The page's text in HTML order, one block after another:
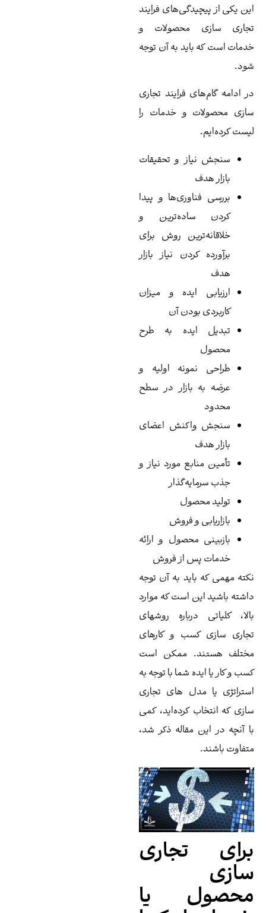
یکی از پیچیدگی‌های فرایند
سازی محصولات و
است که باید به آن توجه
ادامه گام‌های فرایند تجاری
محصولات و خدمات را
کرده‌ایم.
سنجش نیاز و تحقیقات
بازار هدف
بررسی فناوری‌ها و پیدا
کردن ساده‌ترین و
خلاقانه‌ترین روش برای
برآورده کردن نیاز بازار
هدف
ارزیابی ایده و میزان
کاربردی بودن آن
تبدیل ایده به طرح
محصول
طراحی نمونه اولیه و
عرضه به بازار در سطح
محدود
سنجش واکنش اعضای
بازار هدف
تأمین منابع مورد نیاز و
جذب سرمایه‌گذار
تولید محصول
بازاریابی و فروش
بازبینی محصول و ارائه
خدمات پس از فروش
مهمی که باید به آن توجه
باشید این است که موارد
کلیاتی درباره روشهای
سازی کسب و کارهای
هستند. ممکن است
و کار یا ایده شما با توجه به
یا مدل های تجاری
که انتخاب کرده‌اید، کمی
آنچه در این مقاله ذکر شد،
باشند.
تجاری
یا